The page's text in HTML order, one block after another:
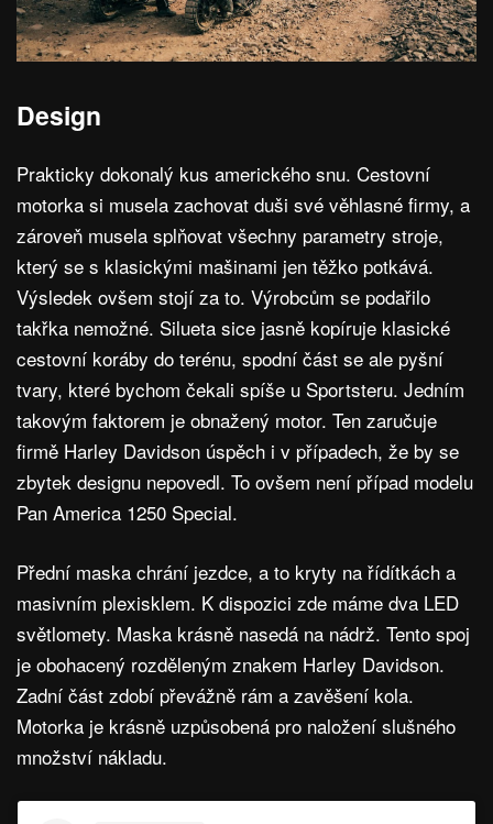
Design
Prakticky dokonalý kus amerického snu. Cestovní
motorka si musela zachovat duši své věhlasné firmy, a
zároveň musela splňovat všechny parametry stroje,
který se s klasickými mašinami jen těžko potkává.
Výsledek ovšem stojí za to. Výrobcům se podařilo
takřka nemožné. Silueta sice jasně kopíruje klasické
cestovní koráby do terénu, spodní část se ale pyšní
tvary, které bychom čekali spíše u Sportsteru. Jedním
takovým faktorem je obnažený motor. Ten zaručuje
firmě Harley Davidson úspěch i v případech, že by se
zbytek designu nepovedl. To ovšem není případ modelu
Pan America 1250 Special.
Přední maska chrání jezdce, a to kryty na řídítkách a
masivním plexisklem. K dispozici zde máme dva LED
světlomety. Maska krásně nasedá na nádrž. Tento spoj
je obohacený rozděleným znakem Harley Davidson.
Zadní část zdobí převážně rám a zavěšení kola.
Motorka je krásně uzpůsobená pro naložení slušného
množství nákladu.